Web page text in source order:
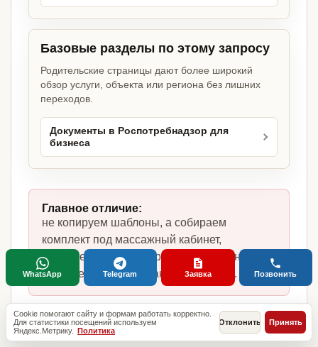
Базовые разделы по этому запросу
Родительские страницы дают более широкий
обзор услуги, объекта или региона без лишних
переходов.
Документы в Роспотребнадзор для
бизнеса
Главное отличие:
не копируем шаблоны, а собираем
комплект под массажный кабинет,
фактическую модель работы, сотрудников,
помещение и требования по России.
Cookie помогают сайту и формам работать корректно.
Для статистики посещений используем
Яндекс.Метрику. Политика
Отклонить Принять
WhatsApp Telegram Заявка Позвонить